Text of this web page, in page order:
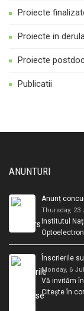
Proiecte
Proiecte in
Proiecte
Publicatii
ANUNTURI
Anunț
Thursday, 23
Institutul
Înscrierile
Monday, 6
Vă invităm
Citește în